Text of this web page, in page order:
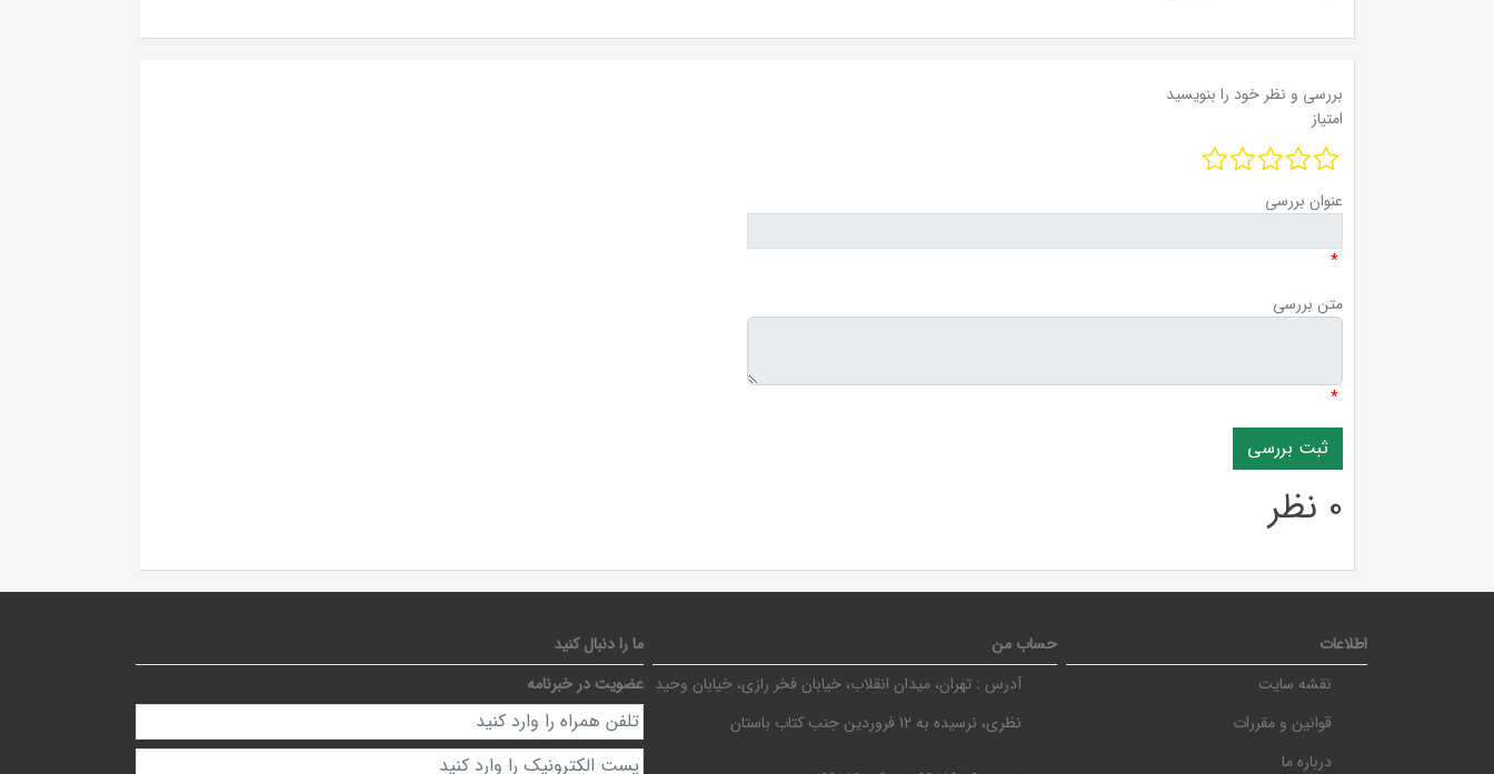
بررسی و نظر خود را بنویسید
امتیاز
عنوان بررسی
*
متن بررسی
*
0 نظر
اطلاعات
نقشه سایت
قوانین و مقررات
درباره ما
حساب من
آدرس : تهران، میدان انقلاب، خیابان فخر رازی، خیابان وحید
نظری، نرسیده به 12 فروردین جنب کتاب باستان
ما را دنبال کنید
عضویت در خبرنامه